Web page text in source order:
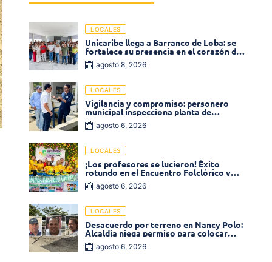
LOCALES
Unicaribe llega a Barranco de Loba: se
fortalece su presencia en el corazón del
departamento de Bolívar
agosto 8, 2026
LOCALES
Vigilancia y compromiso: personero
municipal inspecciona planta de
tratamiento de agua
agosto 6, 2026
LOCALES
¡Los profesores se lucieron! Éxito
rotundo en el Encuentro Folclórico y
Cultural del Magisterio 2026 en Ciénaga
agosto 6, 2026
LOCALES
Desacuerdo por terreno en Nancy Polo:
Alcaldía niega permiso para colocar
venta de comidas
agosto 6, 2026